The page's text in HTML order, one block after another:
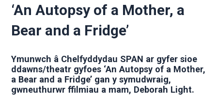
‘An Autopsy of a Mother, a
Bear and a Fridge’
Ymunwch â Chelfyddydau SPAN ar gyfer sioe
ddawns/theatr gyfoes ‘An Autopsy of a Mother,
a Bear and a Fridge’ gan y symudwraig,
gwneuthurwr ffilmiau a mam, Deborah Light.